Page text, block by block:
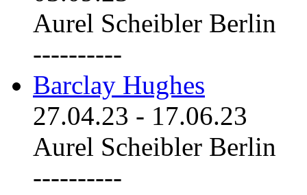
Aurel Scheibler Berlin
----------
Barclay Hughes
27.04.23 - 17.06.23
Aurel Scheibler Berlin
----------